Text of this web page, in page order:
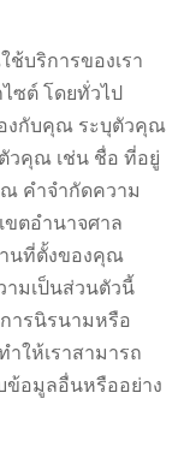
บริการของเรา
ซต์ โดยทั่วไป
งกับคุณ ระบุตัวคุณ
วคุณ เช่น ชื่อ ที่อยู่
คำจำกัดความ
ตอำนาจศาล
นที่ตั้งของคุณ
มเป็นส่วนตัวนี้
ารนิรนามหรือ
ำให้เราสามารถ
ข้อมูลอื่นหรืออย่าง